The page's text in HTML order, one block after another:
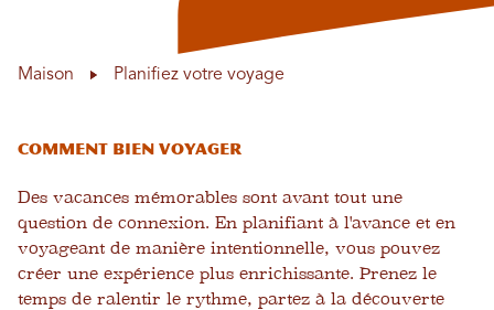
Maison Planifiez votre voyage
Comment bien voyager
Des vacances mémorables sont avant tout une
question de connexion. En planifiant à l'avance et en
voyageant de manière intentionnelle, vous pouvez
créer une expérience plus enrichissante. Prenez le
temps de ralentir le rythme, partez à la découverte